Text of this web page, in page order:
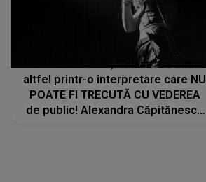
De această dată, "Dilaila" se simte
altfel printr-o interpretare care NU
POATE FI TRECUTĂ CU VEDEREA
de public! Alexandra Căpitănescu